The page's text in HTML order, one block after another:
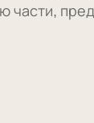
части,